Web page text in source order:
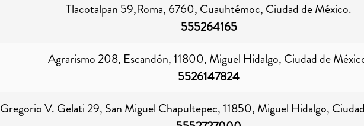
Tlacotalpan 59,Roma, 6760, Cuauhtémoc, Ciudad de México.
555264165
Agrarismo 208, Escandón, 11800, Miguel Hidalgo, Ciudad de
5526147824
Gregorio V. Gelati 29, San Miguel Chapultepec, 11850, Miguel Hidalgo,